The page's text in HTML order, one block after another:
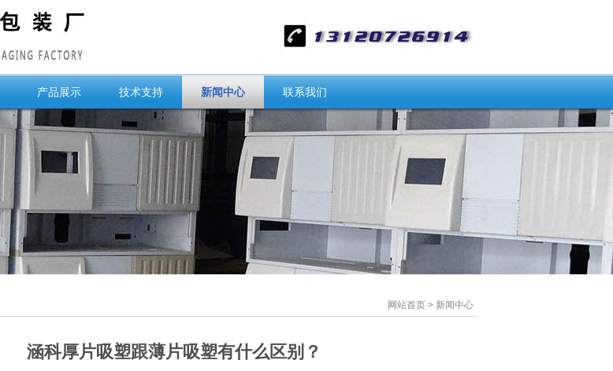
产品展示 技术支持 新闻中心 联系我们
网站首页> 新闻中心
涵科厚片吸塑跟薄片吸塑有什么区别？